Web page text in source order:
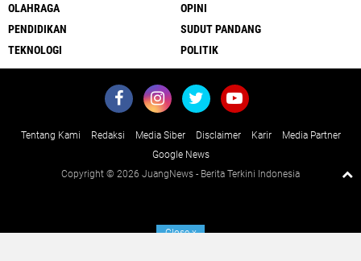
OLAHRAGA
OPINI
PENDIDIKAN
SUDUT PANDANG
TEKNOLOGI
POLITIK
Tentang Kami Redaksi Media Siber Disclaimer Karir
Media Partner
Google News
Copyright © 2026 JuangNews - Berita Terkini Indonesia
Closex